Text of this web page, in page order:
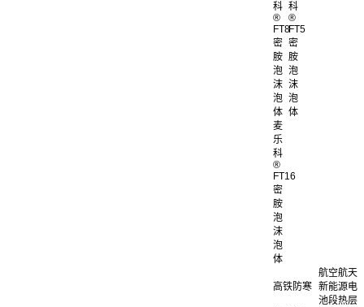
科
®
FT8
密
胺
泡
沫
泡
体
科
®
FT5
密
胺
泡
沫
泡
体
麦
乐
科
®
FT16
密
胺
泡
沫
泡
体
航空航天
高铁防寒 新能源电
池段热层